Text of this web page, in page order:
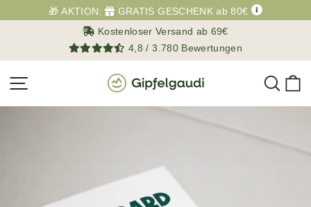
zum
🎁 AKTION:
GRATIS GESCHENK ab 80€
Kostenloser Versand ab 69€
4,8 / 3.780 Bewertungen
Seitennavigation